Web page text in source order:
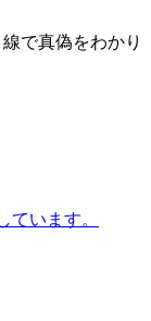
で真偽をわかり
ています。